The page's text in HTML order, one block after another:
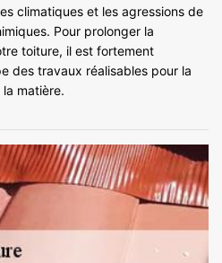
climatiques et les agressions de
Pour prolonger la
toiture, il est fortement
des travaux réalisables pour la
matière.